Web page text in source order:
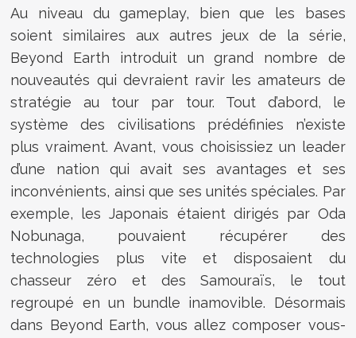
Au niveau du gameplay, bien que les bases
soient similaires aux autres jeux de la série,
Beyond Earth introduit un grand nombre de
nouveautés qui devraient ravir les amateurs de
stratégie au tour par tour. Tout d’abord, le
système des civilisations prédéfinies n’existe
plus vraiment. Avant, vous choisissiez un leader
d’une nation qui avait ses avantages et ses
inconvénients, ainsi que ses unités spéciales. Par
exemple, les Japonais étaient dirigés par Oda
Nobunaga, pouvaient récupérer des
technologies plus vite et disposaient du
chasseur zéro et des Samouraïs, le tout
regroupé en un bundle inamovible. Désormais
dans Beyond Earth, vous allez composer vous-